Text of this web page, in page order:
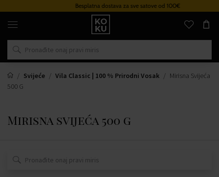
Besplatna dostava za sve satove od 100€
Originalni
parfemi
satovi
na
mjestu
Svijeće
Vila Classic | 100 % Prirodni Vosak
Mirisna Svijeća
500 G
Mirisna svijeća 500 g